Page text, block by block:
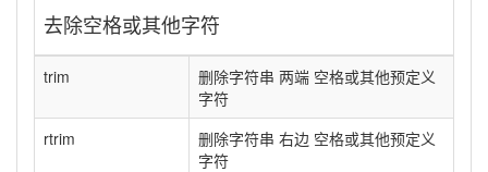
去除空格或其他字符
trim
删除字符串 两端 空格或其他预定义
字符
rtrim
删除字符串 右边 空格或其他预定义
字符